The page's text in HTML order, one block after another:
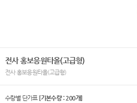
전사 홍보응원타올(고급형)
전사 홍보응원타올(고급형)
수량별 단가표 [기본수량 : 200개]